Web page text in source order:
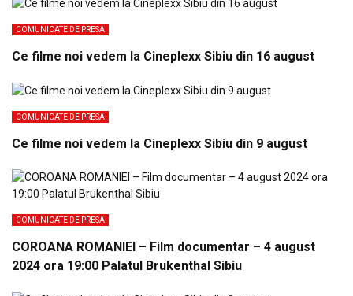
COMUNICATE DE PRESA
Ce filme noi vedem la Cineplexx Sibiu din 16 august
COMUNICATE DE PRESA
Ce filme noi vedem la Cineplexx Sibiu din 9 august
COMUNICATE DE PRESA
COROANA ROMANIEI – Film documentar – 4 august
2024 ora 19:00 Palatul Brukenthal Sibiu